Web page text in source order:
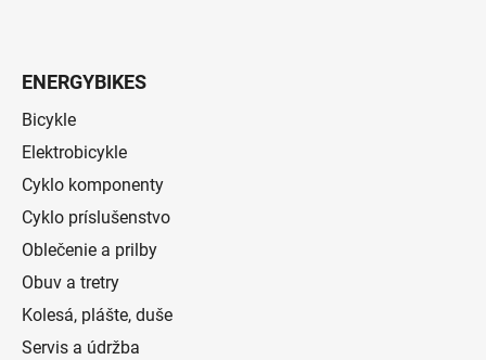
ENERGYBIKES
Bicykle
Elektrobicykle
Cyklo komponenty
Cyklo príslušenstvo
Oblečenie a prilby
Obuv a tretry
Kolesá, plášte, duše
Servis a údržba